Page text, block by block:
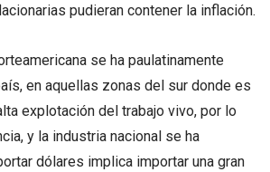
pudieran contener la inflación.
se ha paulatinamente
en aquellas zonas del sur donde es
explotación del trabajo vivo, por lo
y la industria nacional se ha
dólares implica importar una gran